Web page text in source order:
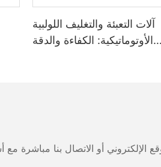
آلات التعبئة والتغليف اللولبية
الأوتوماتيكية: الكفاءة والدقة